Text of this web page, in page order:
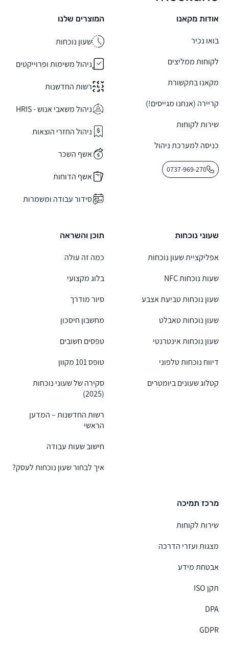
אודות מקאנו
בואו נכיר
לקוחות ממליצים
מקאנו בתקשורת
קריירה (אנחנו מגייסים!)
שירות לקוחות
כניסה למערכת ניהול
0737-969-270
המוצרים שלנו
שעון נוכחות
ניהול משימות ופרוייקטים
רשות החדשנות
ניהול משאבי אנוש - HRIS
ניהול החזרי הוצאות
אשף השכר
אשף הדוחות
סידור עבודה ומשמרות
שעוני נוכחות
אפליקציית שעון נוכחות
שעות נוכחות NFC
שעון נוכחות טביעת אצבע
שעון נוכחות טאבלט
שעון נוכחות אינטרנטי
דיווח נוכחות טלפוני
קטלוג שעונים ביומטרים
תוכן והשראה
כמה זה עולה
בלוג מקצועי
סיור מודרך
מחשבון חיסכון
טפסים חשובים
טופס 101 מקוון
סקירה של שעוני נוכחות
(2025)
רשות החדשנות – המדען
הראשי
חישוב שעות עבודה
איך לבחור שעון נוכחות לעסק?
מרכז תמיכה
שירות לקוחות
מצגות ועזרי הדרכה
אבטחת מידע
תקן ISO
DPA
GDPR